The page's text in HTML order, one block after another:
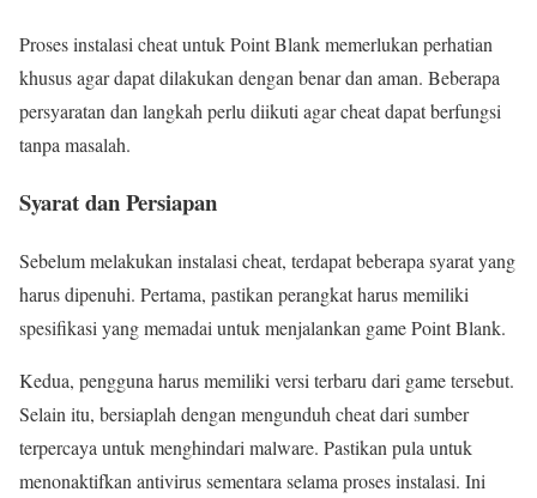
Proses instalasi cheat untuk Point Blank memerlukan perhatian
khusus agar dapat dilakukan dengan benar dan aman. Beberapa
persyaratan dan langkah perlu diikuti agar cheat dapat berfungsi
tanpa masalah.
Syarat dan Persiapan
Sebelum melakukan instalasi cheat, terdapat beberapa syarat yang
harus dipenuhi. Pertama, pastikan perangkat harus memiliki
spesifikasi yang memadai untuk menjalankan game Point Blank.
Kedua, pengguna harus memiliki versi terbaru dari game tersebut.
Selain itu, bersiaplah dengan mengunduh cheat dari sumber
terpercaya untuk menghindari malware. Pastikan pula untuk
menonaktifkan antivirus sementara selama proses instalasi. Ini